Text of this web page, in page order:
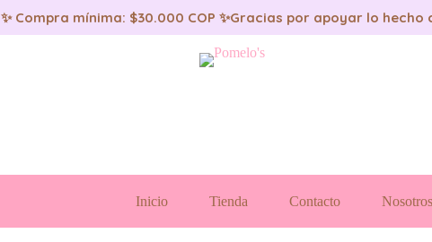
✨ Compra mínima: $30.000 COP ✨Gracias por apoyar lo hecho
Inicio Tienda Contacto Nosotros